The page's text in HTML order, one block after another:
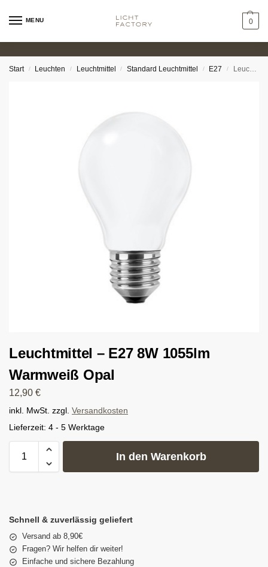
MENU 0
Start / Leuchten / Leuchtmittel / Standard Leuchtmittel / E27 / Leuchtmittel – E27 8W 1055lm Warmweiß Opal
Leuchtmittel – E27 8W 1055lm
Warmweiß Opal
12,90 €
inkl. MwSt. zzgl. Versandkosten
Lieferzeit: 4 - 5 Werktage
In den Warenkorb
Schnell & zuverlässig geliefert
Versand ab 8,90€
Fragen? Wir helfen dir weiter!
Einfache und sichere Bezahlung